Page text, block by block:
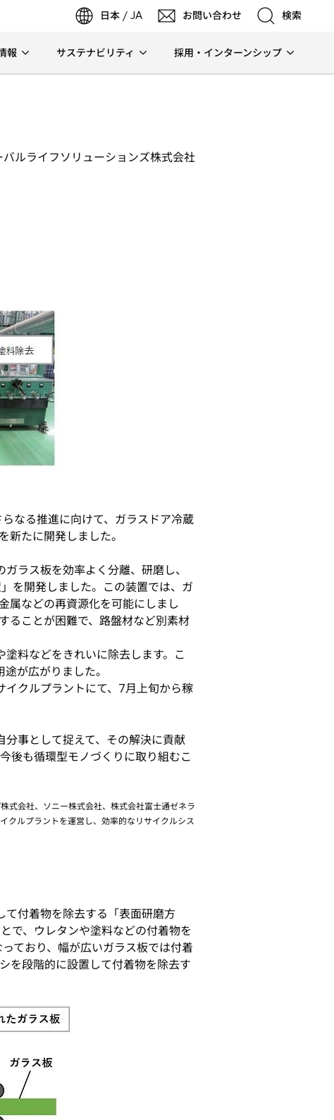
日本 / JA お問い合わせ 検索
検索
報 サステナビリティ 採用・インターンシップ
バルライフソリューションズ株式会社
なる推進に向けて、ガラスドア冷蔵
たに開発しました。
ラス板を効率よく分離、研磨し、
を開発しました。この装置では、ガ
属などの再資源化を可能にしまし
ることが困難で、路盤材など別素材
料などをきれいに除去します。こ
が広がりました。
イクルプラントにて、7月上旬から稼
事として捉えて、その解決に貢献
後も循環型モノづくりに取り組むこ
式会社、ソニー株式会社、株式会社富士通ゼネラ
クルプラントを運営し、効率的なリサイクルシス
て付着物を除去する「表面研磨方
で、ウレタンや塗料などの付着物を
ており、幅が広いガラス板では付着
を段階的に設置して付着物を除去す